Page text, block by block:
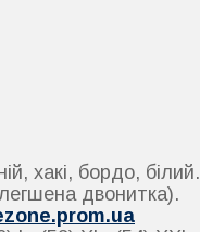
хакі, бордо, білий.
двонитка).